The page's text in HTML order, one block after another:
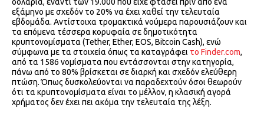
εξάμηνο με σχεδόν το 20% να έχει χαθεί την τελευταία
εβδομάδα. Αντίστοιχα τρομακτικά νούμερα παρουσιάζουν και
τα επόμενα τέσσερα κορυφαία σε δημοτικότητα
κρυπτονομίσματα (Tether, Ether, EOS, Bitcoin Cash), ενώ
σύμφωνα με τα στοιχεία όπως τα καταγράφει το Finder.com,
από τα 1586 νομίσματα που εντάσσονται στην κατηγορία,
πάνω από το 80% βρίσκεται σε διαρκή και σχεδόν ελεύθερη
πτώση. Όπως δυσκολεύονται να παραδεχτούν όσοι θεωρούν
ότι τα κρυπτονομίσματα είναι το μέλλον, η κλασική αγορά
χρήματος δεν έχει πει ακόμα την τελευταία της λέξη.